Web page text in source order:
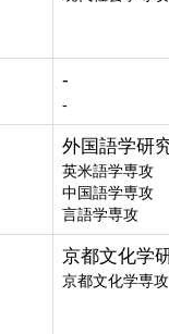
-
-
外国語学研
英米語学専攻
中国語学専攻
言語学専攻
京都文化学
京都文化学専攻